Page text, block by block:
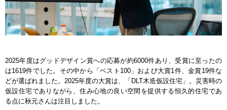
2025年度はグッドデザイン賞への応募が約6000件あり、受賞に至ったの
は1619件でした。その中から「ベスト100」および大賞1件、金賞19件な
どが選ばれました。2025年度の大賞は、「DLT木造仮設住宅」。災害時の
仮設住宅でありながら、住み心地の良い空間を提供する恒久的住宅であ
る点に秋元さんは注目しました。